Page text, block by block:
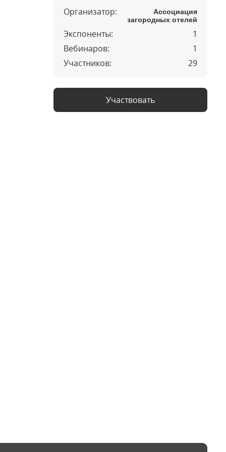
Организатор:
Ассоциация
загородных отелей
Экспоненты:
1
Вебинаров:
1
Участников:
29
Участвовать